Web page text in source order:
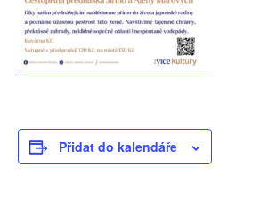
Přidat do kalendáře